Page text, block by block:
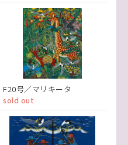
F20号／マリキータ
sold out